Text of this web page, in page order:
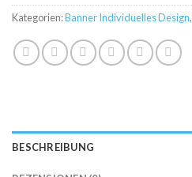
Kategorien:Banner Individuelles Design,
BESCHREIBUNG